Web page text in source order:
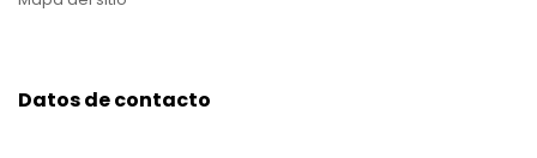
Datos de contacto